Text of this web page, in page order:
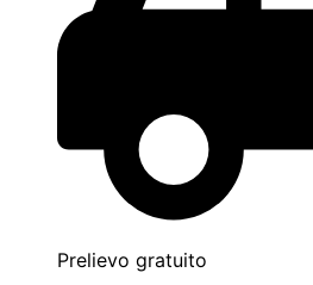
Prelievo gratuito